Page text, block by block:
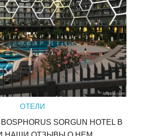
ОТЕЛИ
SORGUN HOTEL В